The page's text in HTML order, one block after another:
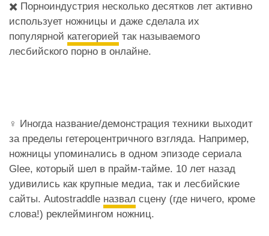
✖️ Порноиндустрия несколько десятков лет активно
использует ножницы и даже сделала их
популярной категорией так называемого
лесбийского порно в онлайне.
‍♀️ Иногда название/демонстрация техники выходит
за пределы гетероцентричного взгляда. Например,
ножницы упоминались в одном эпизоде сериала
Glee, который шел в прайм-тайме. 10 лет назад
удивились как крупные медиа, так и лесбийские
сайты. Autostraddle назвал сцену (где ничего, кроме
слова!) реклеймингом ножниц.